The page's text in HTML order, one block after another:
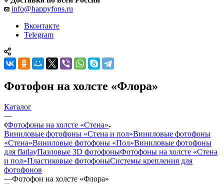
info@happyfons.ru
Вконтакте
Telegram
Фотофон на холсте «Флора»
Каталог
—
Фотофоны на холсте «Стена»
Виниловые фотофоны «Стена и пол»Виниловые фотофоны
«Стена»Виниловые фотофоны «Пол»Виниловые фотофоны
для flatlayПазловые 3D фотофоныФотофоны на холсте «Стена
и пол»Пластиковые фотофоныСистемы крепления для
фотофонов
—Фотофон на холсте «Флора»